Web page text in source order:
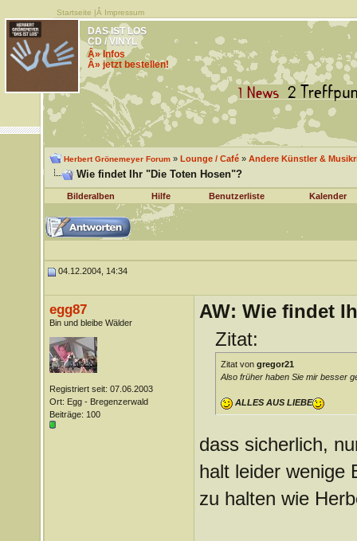
Startseite |Â Impressum
DAS IST LOS
CD / VINYL
Â» Infos
Â» jetzt bestellen!
Herbert Grönemeyer Forum» Lounge / Café» Andere Künstler &
Wie findet Ihr "Die Toten Hosen"?
Bilderalben Hilfe Benutzerliste Kalender
04.12.2004, 14:34
egg87
Bin und bleibe Wälder
Registriert seit: 07.06.2003
Ort: Egg - Bregenzerwald
Beiträge: 100
AW: Wie findet
Zitat:
Zitat von gregor21
Also früher haben Sie mir besser
ALLES AUS LIEBE
dass sicherlich,
halt leider wenige
zu halten wie